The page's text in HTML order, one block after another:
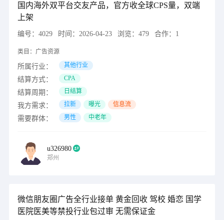
国内海外双平台交友产品，官方收全球CPS量，双端
上架
编号： 4029 时间： 2026-04-23 浏览： 479 合作： 1
类目： 广告资源
所属行业： 其他行业
结算方式： CPA
结算周期： 日结算
我方需求： 拉新 曝光 信息流
需要群体： 男性 中老年
u326980
郑州
微信朋友圈广告全行业接单 黄金回收 驾校 婚恋 国学
医院医美等禁投行业包过审 无需保证金